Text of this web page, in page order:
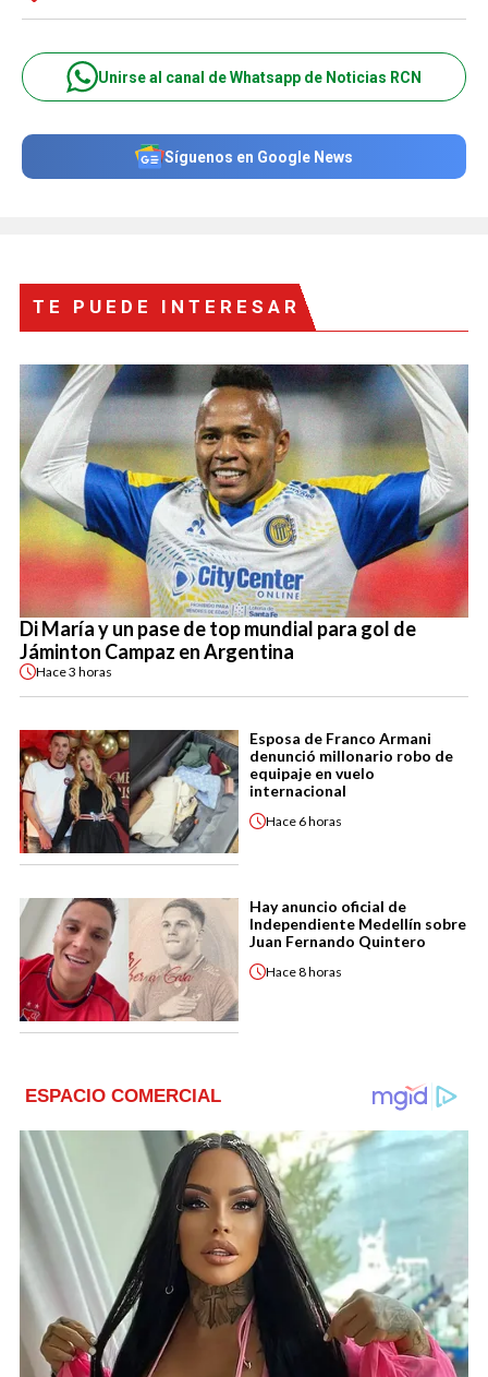
Unirse al canal de Whatsapp de Noticias RCN
Síguenos en Google News
TE PUEDE INTERESAR
Di María y un pase de top mundial para gol de
Jáminton Campaz en Argentina
Hace3 horas
Esposa de Franco Armani
denunció millonario robo de
equipaje en vuelo
internacional
Hace 6 horas
Hay anuncio oficial de
Independiente Medellín sobre
Juan Fernando Quintero
Hace8 horas